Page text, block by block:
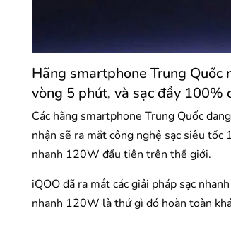
Hãng smartphone Trung
vòng 5 phút, và sạc đầy 100%
Các hãng smartphone Trung Quốc
nhận sẽ ra mắt công nghệ sạc siêu
nhanh 120W đầu tiên trên thế giới.
iQOO đã ra mắt các giải pháp sạc
nhanh 120W là thứ gì đó hoàn toàn